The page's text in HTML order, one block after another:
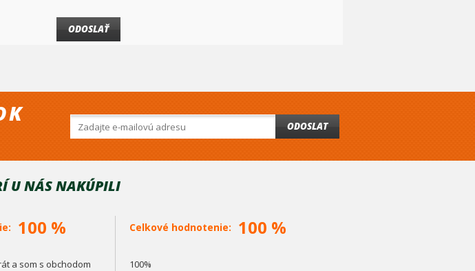
K
ODOSLAT
U NÁS NAKÚPILI
100 %
a som s obchodom
Celkové hodnotenie: 100 %
100%